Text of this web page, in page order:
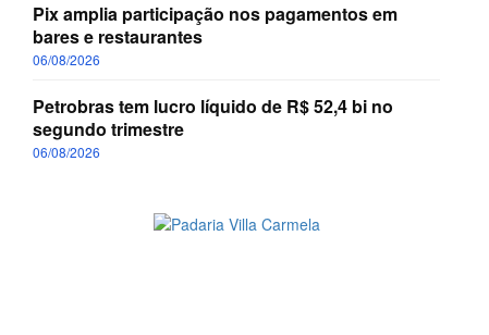
Pix amplia participação nos pagamentos em
bares e restaurantes
06/08/2026
Petrobras tem lucro líquido de R$ 52,4 bi no
segundo trimestre
06/08/2026